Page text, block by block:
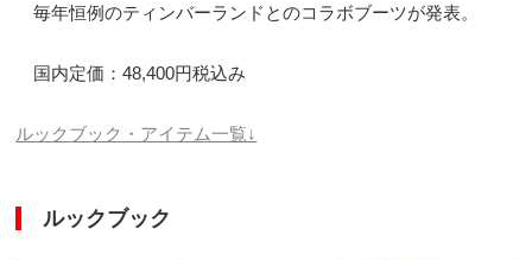
毎年恒例のティンバーランドとのコラボブーツが発表。
国内定価：48,400円税込み
ルックブック・アイテム一覧↓
ルックブック